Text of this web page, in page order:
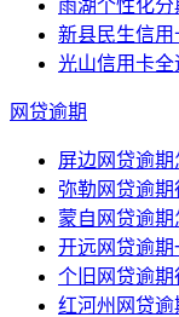
雨湖个性化
新县民生信
光山信用卡
网贷逾期
屏边网贷逾
弥勒网贷逾期
蒙自网贷逾
开远网贷逾
个旧网贷逾期
红河州网贷